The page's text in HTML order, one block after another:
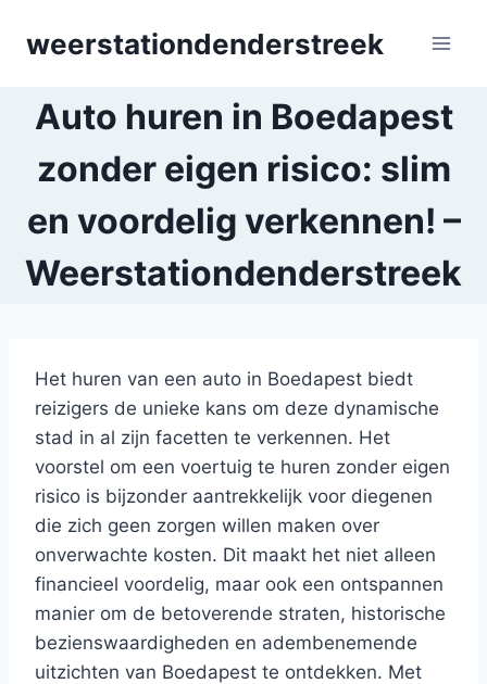
weerstationdenderstreek
Auto huren in Boedapest
zonder eigen risico: slim
en voordelig verkennen! –
Weerstationdenderstreek
Het huren van een auto in Boedapest biedt
reizigers de unieke kans om deze dynamische
stad in al zijn facetten te verkennen. Het
voorstel om een voertuig te huren zonder eigen
risico is bijzonder aantrekkelijk voor diegenen
die zich geen zorgen willen maken over
onverwachte kosten. Dit maakt het niet alleen
financieel voordelig, maar ook een ontspannen
manier om de betoverende straten, historische
bezienswaardigheden en adembenemende
uitzichten van Boedapest te ontdekken. Met